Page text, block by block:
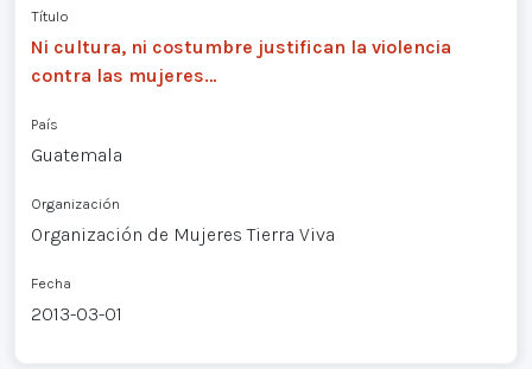
Título
Ni cultura, ni costumbre justifican la violencia
contra las mujeres…
País
Guatemala
Organización
Organización de Mujeres Tierra Viva
Fecha
2013-03-01